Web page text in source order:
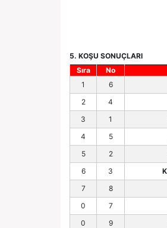
5. KOŞU SONUÇLARI
Sıra
No
1
6
2
4
3
1
4
5
5
2
6
3
7
8
0
7
0
9